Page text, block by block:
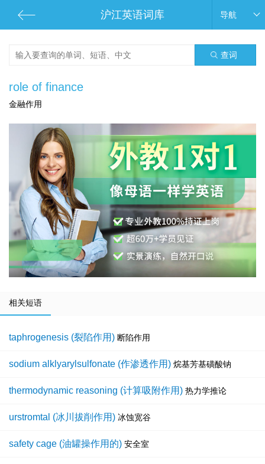
沪江英语词库 导航
查词
role of finance
金融作用
相关短语
taphrogenesis (裂陷作用) 断陷作用
sodium alklyarylsulfonate (作渗透作用) 烷基芳基磺酸钠
thermodynamic reasoning (计算吸附作用) 热力学推论
urstromtal (冰川拔削作用) 冰蚀宽谷
safety cage (油罐操作用的) 安全室